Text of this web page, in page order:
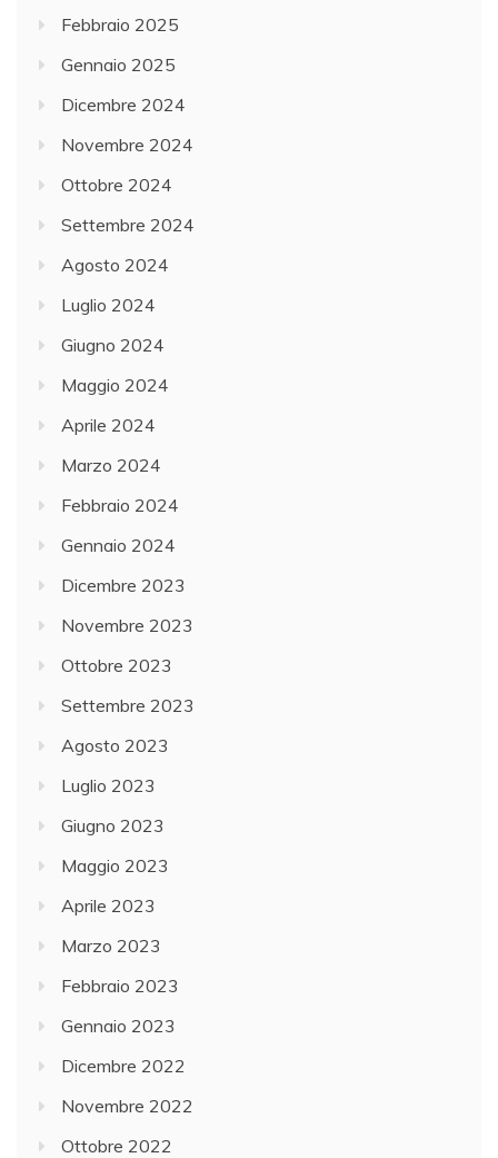
Febbraio 2025
Gennaio 2025
Dicembre 2024
Novembre 2024
Ottobre 2024
Settembre 2024
Agosto 2024
Luglio 2024
Giugno 2024
Maggio 2024
Aprile 2024
Marzo 2024
Febbraio 2024
Gennaio 2024
Dicembre 2023
Novembre 2023
Ottobre 2023
Settembre 2023
Agosto 2023
Luglio 2023
Giugno 2023
Maggio 2023
Aprile 2023
Marzo 2023
Febbraio 2023
Gennaio 2023
Dicembre 2022
Novembre 2022
Ottobre 2022